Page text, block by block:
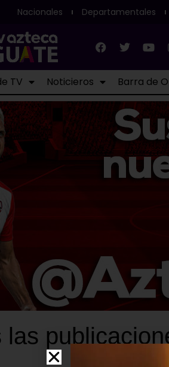
Nacionales Departamentales
TV Noticieros Barra de
las